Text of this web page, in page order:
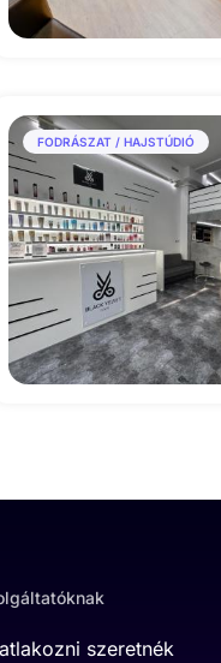
FODRÁSZAT / HAJSTÚDIÓ
szeretnék